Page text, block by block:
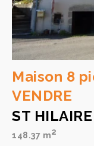
Maison 8
VENDRE
ST
148.37 m2